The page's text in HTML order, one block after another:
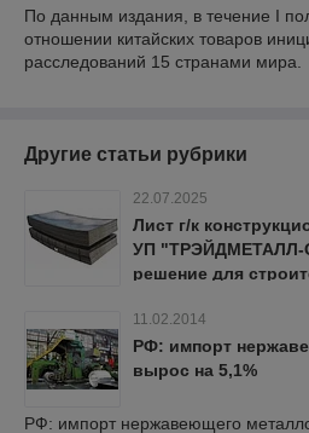
По данным издания, в течение I
отношении китайских товаров
расследований 15 странами мира.
Другие статьи рубрики
22.07.2025
Лист г/к
УП "ТРЭЙДМЕТАЛЛ-
решение для
11.02.2014
РФ: импорт
вырос на 5,1%
РФ: импорт нержавеющего